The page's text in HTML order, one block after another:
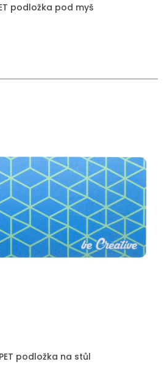
podložka pod myš
podložka na stůl